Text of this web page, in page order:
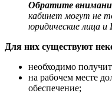
Обратите
кабинет могут не
юридические лица
Для них существуют
необходимо
на рабочем месте
обеспечение;